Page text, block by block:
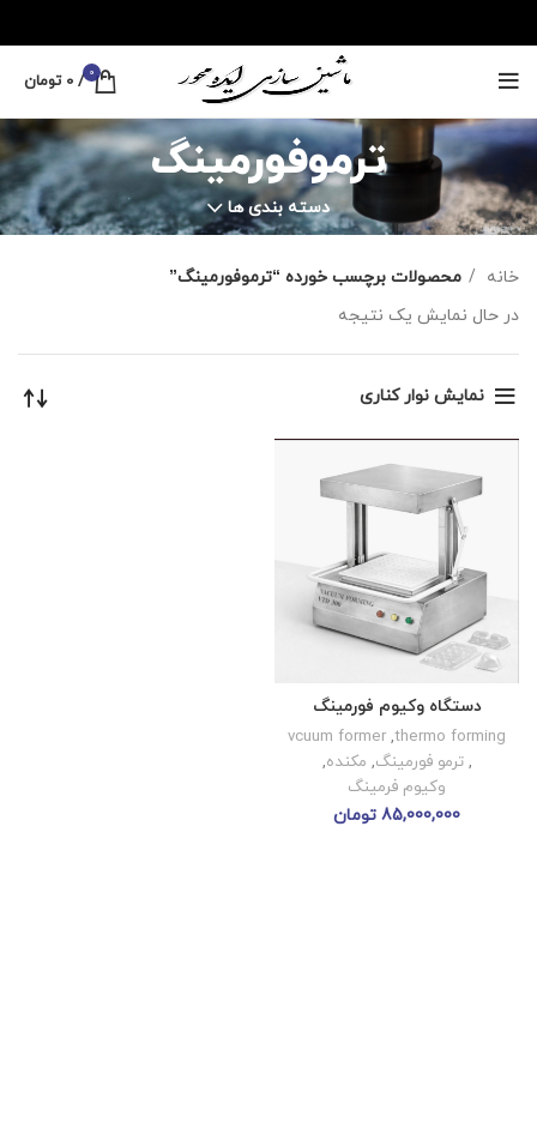
0
/
0 تومان
ترموفورمینگ
دسته بندی ها
خانه
محصولات برچسب خورده “ترموفورمینگ”
در حال نمایش یک نتیجه
نمایش نوار کناری
دستگاه وکیوم فورمینگ
thermo forming
,
vcuum former
,ترمو فورمینگ, مکنده,
وکیوم فرمینگ
85,000,000 تومان